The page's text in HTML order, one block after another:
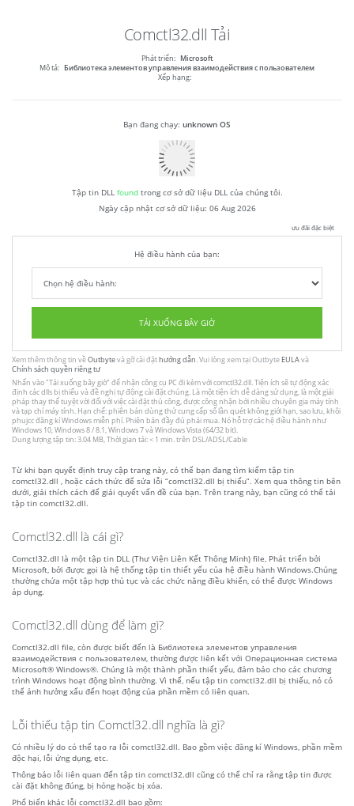
Comctl32.dll Tải
Phát triển: Microsoft
Mô tả: Библиотека элементов управления взаимодействия с пользователем
Xếp hạng:
Bạn đang chạy: unknown OS
Tập tin DLL foundtrong cơ sở dữ liệu DLL của chúng tôi.
Ngày cập nhật cơ sở dữ liệu: 06 Aug 2026
ưu đãi đặc biệt
Hệ điều hành của bạn:
TẢI XUỐNG BÂY GIỜ
Xem thêm thông tin vềOutbytevà gỡ cài đặthướng dẫn. Vui lòng xem tại Outbyte EULAvà
Chính sách quyền riêng tư
Nhấn vào"Tải xuống bây giờ" để nhận công cụ PC đi kèm với comctl32.dll. Tiện ích sẽ tự động xác
định các dlls bị thiếu và đề nghị tự động cài đặt chúng. Là một tiện ích dễ dàng sử dụng, là một giải
pháp thay thế tuyệt vời đối với việc cài đặt thủ công, được công nhận bởi nhiều chuyên gia máy tính
và tạp chí máy tính. Hạn chế: phiên bản dùng thử cung cấp số lần quét không giới hạn, sao lưu, khôi
phujcc đăng kí Windows miễn phí. Phiên bản đầy đủ phải mua. Nó hỗ trợ các hệ điều hành như
Windows 10, Windows 8 / 8.1, Windows 7 và Windows Vista (64/32 bit).
Dung lượng tập tin: 3.04 MB, Thời gian tải: < 1 min. trên DSL/ADSL/Cable
Từ khi bạn quyết định truy cập trang này, có thể bạn đang tìm kiếm tập tin
comctl32.dll , hoặc cách thức để sửa lỗi “comctl32.dll bị thiếu”. Xem qua thông tin bên
dưới, giải thích cách để giải quyết vấn đề của bạn. Trên trang này, bạn cũng có thể tải
tập tin comctl32.dll.
Comctl32.dll là cái gì?
Comctl32.dll là một tập tin DLL (Thư Viện Liên Kết Thông Minh) file, Phát triển bởi
Microsoft, bởi được gọi là hệ thống tập tin thiết yếu của hệ điều hành Windows.Chúng
thường chứa một tập hợp thủ tục và các chức năng điều khiển, có thể được Windows
áp dụng.
Comctl32.dll dùng để làm gì?
Comctl32.dll file, còn được biết đến là Библиотека элементов управления
взаимодействия с пользователем, thường được liên kết với Операционная система
Microsoft® Windows®. Chúng là một thành phần thiết yếu, đảm bảo cho các chương
trình Windows hoạt động bình thường. Vì thế, nếu tập tin comctl32.dll bị thiếu, nó có
thể ảnh hưởng xấu đến hoạt động của phần mềm có liên quan.
Lỗi thiếu tập tin Comctl32.dll nghĩa là gì?
Có nhiều lý do có thể tạo ra lỗi comctl32.dll. Bao gồm việc đăng kí Windows, phần mềm
độc hại, lỗi ứng dụng, etc.
Thông báo lỗi liên quan đến tập tin comctl32.dll cũng có thể chỉ ra rằng tập tin được
cài đặt không đúng, bị hỏng hoặc bị xóa.
Phổ biến khác lỗi comctl32.dll bao gồm: